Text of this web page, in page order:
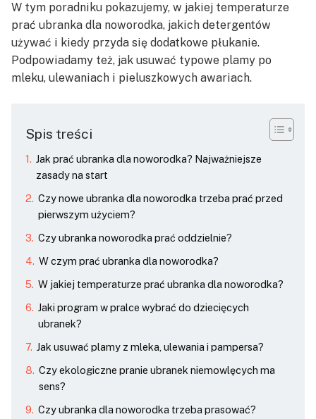
W tym poradniku pokazujemy, w jakiej temperaturze
prać ubranka dla noworodka, jakich detergentów
używać i kiedy przyda się dodatkowe płukanie.
Podpowiadamy też, jak usuwać typowe plamy po
mleku, ulewaniach i pieluszkowych awariach.
Spis treści
Jak prać ubranka dla noworodka? Najważniejsze
zasady na start
Czy nowe ubranka dla noworodka trzeba prać przed
pierwszym użyciem?
Czy ubranka noworodka prać oddzielnie?
W czym prać ubranka dla noworodka?
W jakiej temperaturze prać ubranka dla noworodka?
Jaki program w pralce wybrać do dziecięcych
ubranek?
Jak usuwać plamy z mleka, ulewania i pampersa?
Czy ekologiczne pranie ubranek niemowlęcych ma
sens?
Czy ubranka dla noworodka trzeba prasować?